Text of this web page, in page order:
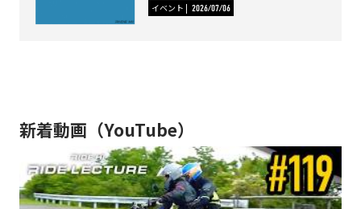
イベント 2026/07/06
新着動画（YouTube）